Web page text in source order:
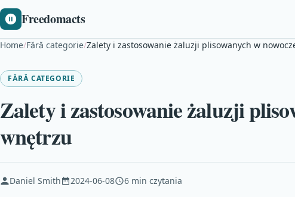
Freedomacts
Home/Fără categorie/Zalety i zastosowanie żaluzji plisowanych w
FĂRĂ CATEGORIE
Zalety i zastosowanie żaluzji
wnętrzu
Daniel Smith 2024-06-08 6 min czytania